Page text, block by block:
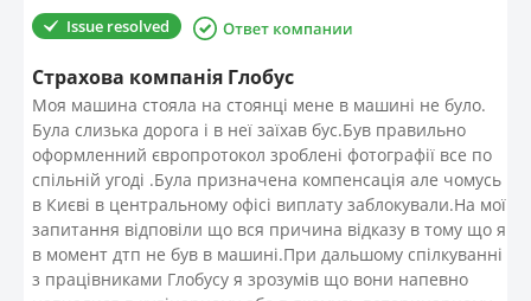
Issue resolved
Страхова компанія Глобус
Моя машина стояла на стоянці мене в машині не було.
Була слизька дорога і в неї заїхав бус.Був правильно
оформленний європротокол зроблені фотографії все по
спільній угоді .Була призначена компенсація але чомусь
в Києві в центральному офісі виплату заблокували.На мої
запитання відповіли що вся причина відказу в тому що я
в момент дтп не був в машині.При дальшому спілкуванні
з працівниками Глобусу я зрозумів що вони напевно